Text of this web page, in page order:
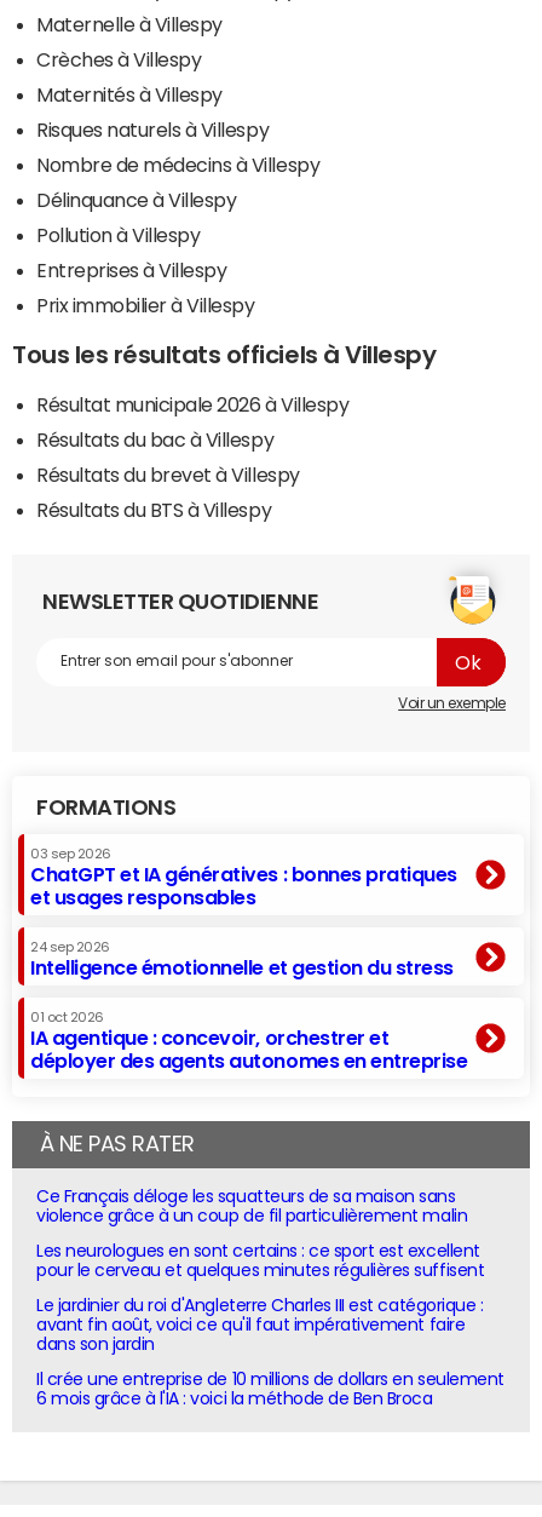
Maternelle à Villespy
Crèches à Villespy
Maternités à Villespy
Risques naturels à Villespy
Nombre de médecins à Villespy
Délinquance à Villespy
Pollution à Villespy
Entreprises à Villespy
Prix immobilier à Villespy
Tous les résultats officiels à Villespy
Résultat municipale 2026 à Villespy
Résultats du bac à Villespy
Résultats du brevet à Villespy
Résultats du BTS à Villespy
NEWSLETTER QUOTIDIENNE
Voir un exemple
FORMATIONS
03 sep 2026
ChatGPT et IA génératives : bonnes pratiques
et usages responsables
24 sep 2026
Intelligence émotionnelle et gestion du stress
01 oct 2026
IA agentique : concevoir, orchestrer et
déployer des agents autonomes en entreprise
À NE PAS RATER
Ce Français déloge les squatteurs de sa maison sans
violence grâce à un coup de fil particulièrement malin
Les neurologues en sont certains : ce sport est excellent
pour le cerveau et quelques minutes régulières suffisent
Le jardinier du roi d'Angleterre Charles III est catégorique :
avant fin août, voici ce qu'il faut impérativement faire
dans son jardin
Il crée une entreprise de 10 millions de dollars en seulement
6 mois grâce à l'IA : voici la méthode de Ben Broca